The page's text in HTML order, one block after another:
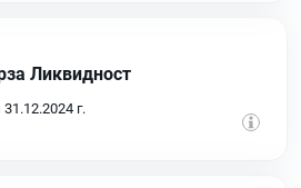
Ликвидност
г.